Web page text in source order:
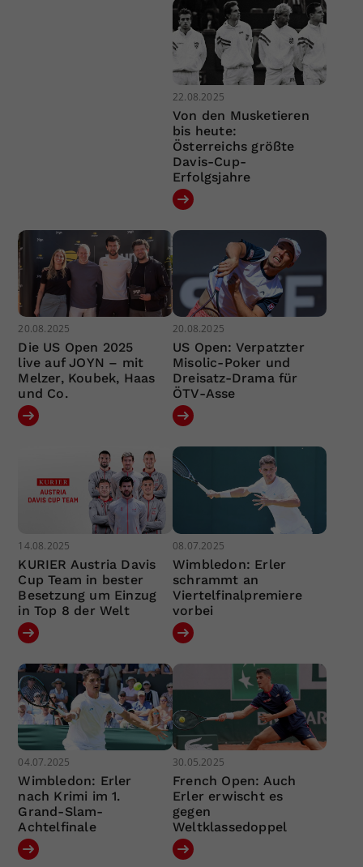
22.08.2025
Von den Musketieren
bis heute:
Österreichs größte
Davis-Cup-
Erfolgsjahre
20.08.2025
Die US Open 2025
live auf JOYN – mit
Melzer, Koubek, Haas
und Co.
20.08.2025
US Open: Verpatzter
Misolic-Poker und
Dreisatz-Drama für
ÖTV-Asse
14.08.2025
KURIER Austria Davis
Cup Team in bester
Besetzung um Einzug
in Top 8 der Welt
08.07.2025
Wimbledon: Erler
schrammt an
Viertelfinalpremiere
vorbei
04.07.2025
Wimbledon: Erler
nach Krimi im 1.
Grand-Slam-
Achtelfinale
30.05.2025
French Open: Auch
Erler erwischt es
gegen
Weltklassedoppel